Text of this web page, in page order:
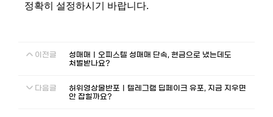
정확히 설정하시기 바랍니다.
이전글
성매매ㅣ오피스텔 성매매 단속, 현금으로 냈는데도
처벌받나요?
다음글
허위영상물반포ㅣ텔레그램 딥페이크 유포, 지금 지우면
안 잡힐까요?